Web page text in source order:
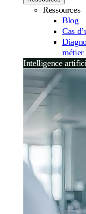
Ressources
Blog
Cas
métier
Intelligence